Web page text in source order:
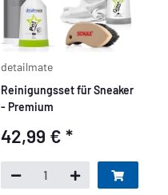
detailmate
Reinigungsset für Sneaker
- Premium
42,99 € *